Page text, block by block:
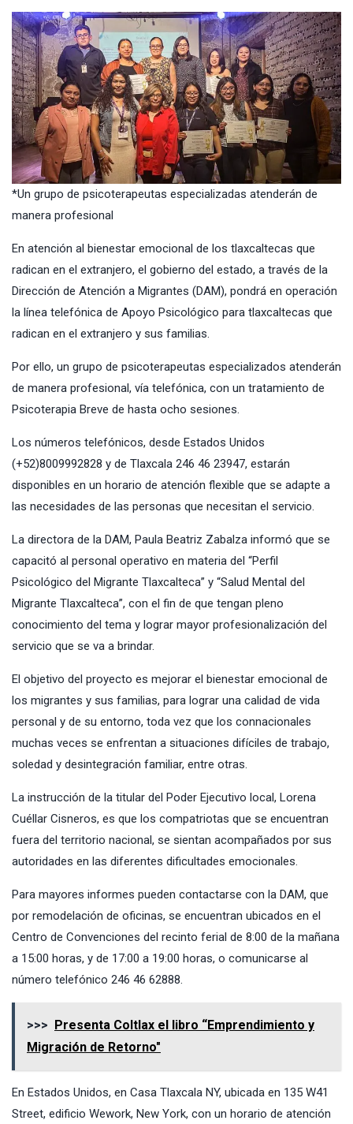
*Un grupo de psicoterapeutas especializadas atenderán de
manera profesional
En atención al bienestar emocional de los tlaxcaltecas que
radican en el extranjero, el gobierno del estado, a través de la
Dirección de Atención a Migrantes (DAM), pondrá en operación
la línea telefónica de Apoyo Psicológico para tlaxcaltecas que
radican en el extranjero y sus familias.
Por ello, un grupo de psicoterapeutas especializados atenderán
de manera profesional, vía telefónica, con un tratamiento de
Psicoterapia Breve de hasta ocho sesiones.
Los números telefónicos, desde Estados Unidos
(+52)8009992828 y de Tlaxcala 246 46 23947, estarán
disponibles en un horario de atención flexible que se adapte a
las necesidades de las personas que necesitan el servicio.
La directora de la DAM, Paula Beatriz Zabalza informó que se
capacitó al personal operativo en materia del “Perfil
Psicológico del Migrante Tlaxcalteca” y “Salud Mental del
Migrante Tlaxcalteca”, con el fin de que tengan pleno
conocimiento del tema y lograr mayor profesionalización del
servicio que se va a brindar.
El objetivo del proyecto es mejorar el bienestar emocional de
los migrantes y sus familias, para lograr una calidad de vida
personal y de su entorno, toda vez que los connacionales
muchas veces se enfrentan a situaciones difíciles de trabajo,
soledad y desintegración familiar, entre otras.
La instrucción de la titular del Poder Ejecutivo local, Lorena
Cuéllar Cisneros, es que los compatriotas que se encuentran
fuera del territorio nacional, se sientan acompañados por sus
autoridades en las diferentes dificultades emocionales.
Para mayores informes pueden contactarse con la DAM, que
por remodelación de oficinas, se encuentran ubicados en el
Centro de Convenciones del recinto ferial de 8:00 de la mañana
a 15:00 horas, y de 17:00 a 19:00 horas, o comunicarse al
número telefónico 246 46 62888.
>>> Presenta Coltlax el libro “Emprendimiento y
Migración de Retorno"
En Estados Unidos, en Casa Tlaxcala NY, ubicada en 135 W41
Street, edificio Wework, New York, con un horario de atención